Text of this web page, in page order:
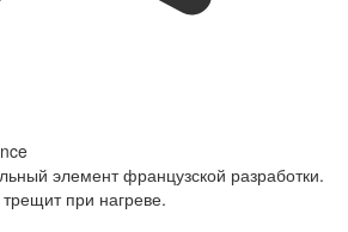
элемент французской разработки.
при нагреве.